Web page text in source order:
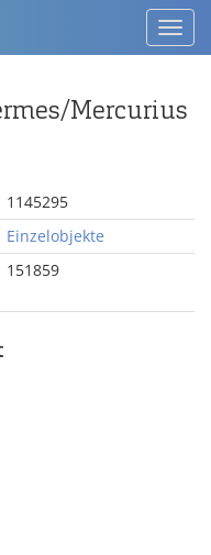
Mercurius
1145295
Einzelobjekte
151859